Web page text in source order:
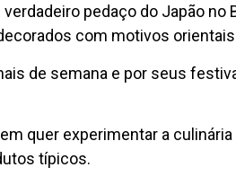
pedaço do Japão no
com motivos
de semana e por seus
quer experimentar a culinária
típicos.